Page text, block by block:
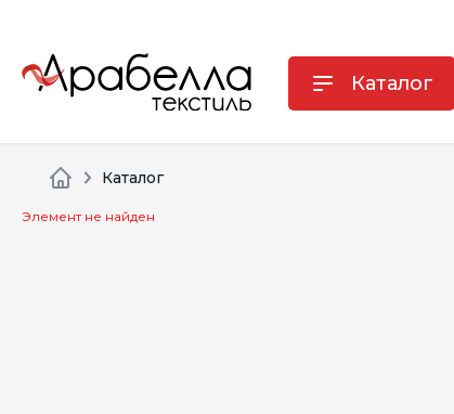
Каталог
Каталог
Элемент не найден